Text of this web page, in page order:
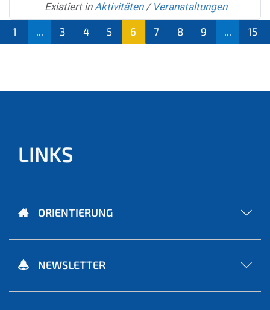
Existiert in Aktivitäten / Veranstaltungen
1 3 4 5
6
7 8 9 15
LINKS
ORIENTIERUNG
NEWSLETTER